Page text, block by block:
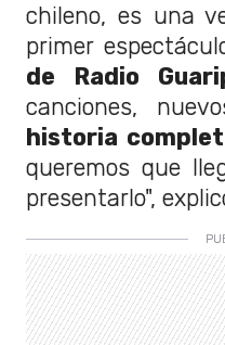
chileno, es una
primer
de Radio
canciones,
historia
queremos que
presentarlo",